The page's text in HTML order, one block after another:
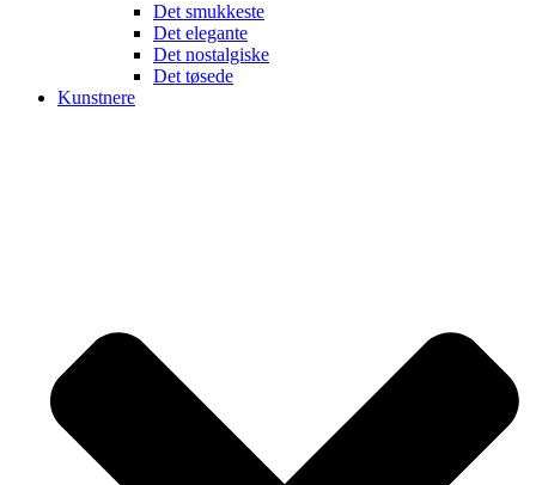
Det smukkeste
Det elegante
Det nostalgiske
Det tøsede
Kunstnere